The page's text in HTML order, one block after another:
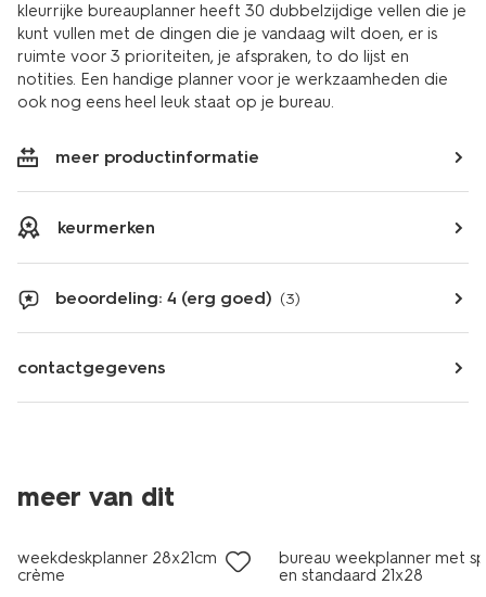
kleurrijke bureauplanner heeft 30 dubbelzijdige vellen die je
kunt vullen met de dingen die je vandaag wilt doen, er is
ruimte voor 3 prioriteiten, je afspraken, to do lijst en
notities. Een handige planner voor je werkzaamheden die
ook nog eens heel leuk staat op je bureau.
meer productinformatie
keurmerken
beoordeling: 4 (erg goed) (3)
contactgegevens
meer van dit
weekdeskplanner 28x21cm
crème
bureau weekplanner met
en standaard 21x28